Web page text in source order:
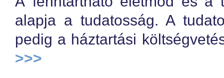
alapja a tudatosság. A
pedig a háztartási
>>>